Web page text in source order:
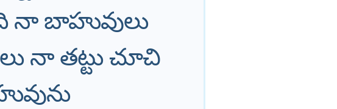
నా బాహువులు
నా తట్టు చూచి